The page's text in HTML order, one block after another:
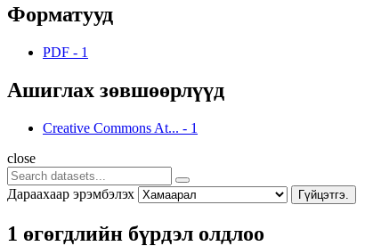
Форматууд
PDF - 1
Ашиглах зөвшөөрлүүд
Creative Commons At... - 1
close
Дараахаар эрэмбэлэх Гүйцэтгэ.
1 өгөгдлийн бүрдэл олдлоо